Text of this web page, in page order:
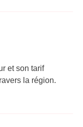
et son tarif
la région.